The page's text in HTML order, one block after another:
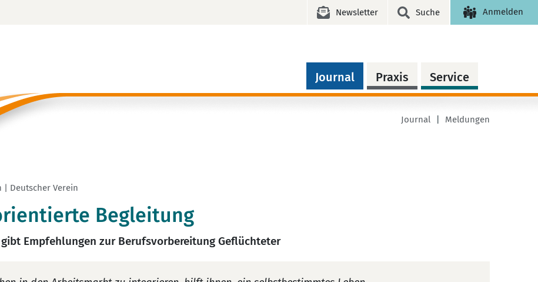
Newsletter Suche Anmelden
Journal Praxis Service
Journal Meldungen
| Deutscher Verein
Begleitung
gibt Empfehlungen zur Berufsvorbereitung Geflüchteter